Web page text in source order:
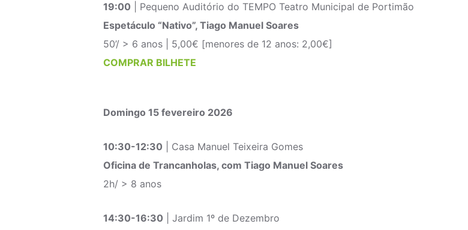
19:00 | Pequeno Auditório do TEMPO Teatro Municipal de Portimão
Espetáculo “Nativo”, Tiago Manuel Soares
50’/ > 6 anos | 5,00€ [menores de 12 anos: 2,00€]
COMPRAR BILHETE
Domingo 15 fevereiro 2026
10:30-12:30 | Casa Manuel Teixeira Gomes
Oficina de Trancanholas, com Tiago Manuel Soares
2h/ > 8 anos
14:30-16:30 | Jardim 1º de Dezembro